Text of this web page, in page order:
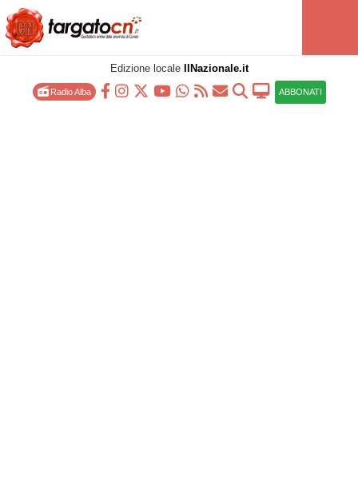
Edizione locale IlNazionale.it
Radio Alba ABBONATI